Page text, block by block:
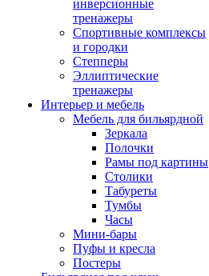
инверсионные
тренажеры
Спортивные комплексы
и городки
Степперы
Эллиптические
тренажеры
Интерьер и мебель
Мебель для бильярдной
Зеркала
Полочки
Рамы под картины
Столики
Табуреты
Тумбы
Часы
Мини-бары
Пуфы и кресла
Постеры